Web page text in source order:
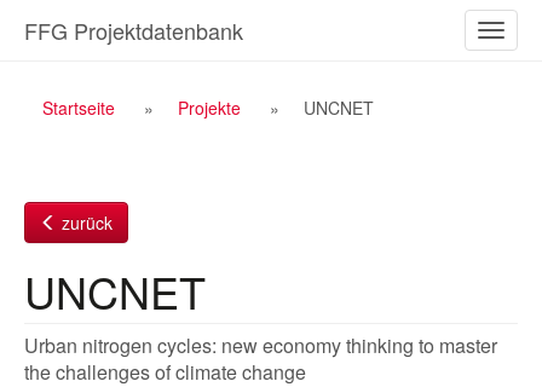
Inhalt
ein-/
FFG Projektdatenbank
Breadcrumb
Startseite Projekte UNCNET
zurück
UNCNET
Urban nitrogen cycles: new economy thinking to master
the challenges of climate change